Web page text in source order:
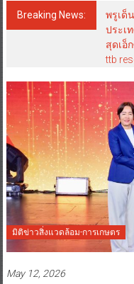
เศรษฐกิจ-
การเมือง-
Breaking News:
พรูเด็
ประเ
สุดเอ็
ttb
มิติข่าวสิ่งแวดล้อม-การเกษตร
May 12, 2026